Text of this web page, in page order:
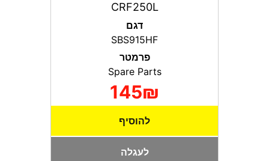
CRF250L
דגם
SBS915HF
פרמטר
Spare Parts
145₪
להוסיף
לעגלה